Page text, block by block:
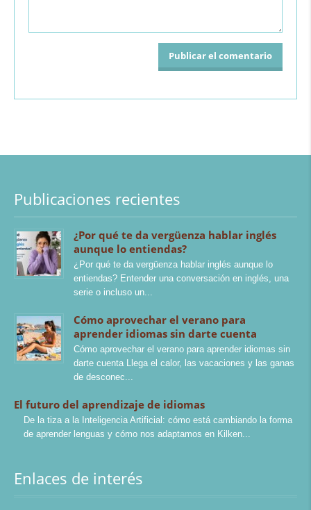
Publicaciones recientes
¿Por qué te da vergüenza hablar inglés
aunque lo entiendas?
¿Por qué te da vergüenza hablar inglés aunque lo
entiendas? Entender una conversación en inglés, una
serie o incluso un
Cómo aprovechar el verano para
aprender idiomas sin darte cuenta
Cómo aprovechar el verano para aprender idiomas sin
darte cuenta Llega el calor, las vacaciones y las ganas
de desconec
El futuro del aprendizaje de idiomas
De la tiza a la Inteligencia Artificial: cómo está cambiando la forma
de aprender lenguas y cómo nos adaptamos en Kilken
Enlaces de interés